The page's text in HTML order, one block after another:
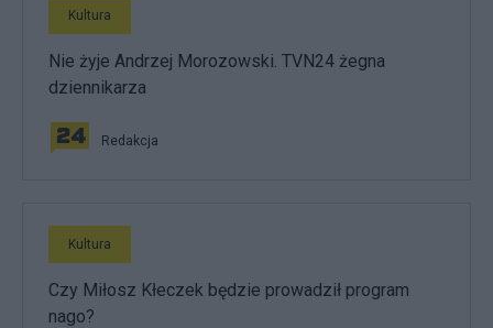
Kultura
Nie żyje Andrzej Morozowski. TVN24 żegna
dziennikarza
Redakcja
Kultura
Czy Miłosz Kłeczek będzie prowadził program
nago?